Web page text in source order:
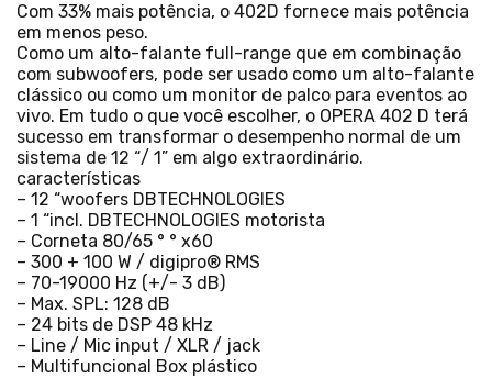
Com 33% mais potência, o 402D fornece mais potência
em menos peso.
Como um alto-falante full-range que em combinação
com subwoofers, pode ser usado como um alto-falante
clássico ou como um monitor de palco para eventos ao
vivo. Em tudo o que você escolher, o OPERA 402 D terá
sucesso em transformar o desempenho normal de um
sistema de 12 “/ 1” em algo extraordinário.
características
– 12 “woofers DBTECHNOLOGIES
– 1 “incl. DBTECHNOLOGIES motorista
– Corneta 80/65 ° ° x60
– 300 + 100 W / digipro® RMS
– 70-19000 Hz (+/- 3 dB)
– Max. SPL: 128 dB
– 24 bits de DSP 48 kHz
– Line / Mic input / XLR / jack
– Multifuncional Box plástico